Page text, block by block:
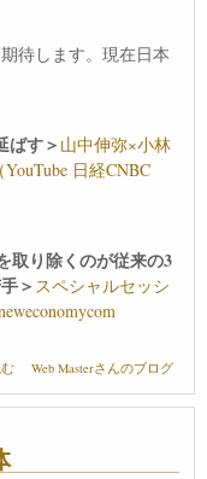
待します。現在日本
ばす＞ 山中伸弥×小林
日経CNBC
取り除くのが従来の3
＞ スペシャルセッシ
の話02 について
Web Masterさんのブログ